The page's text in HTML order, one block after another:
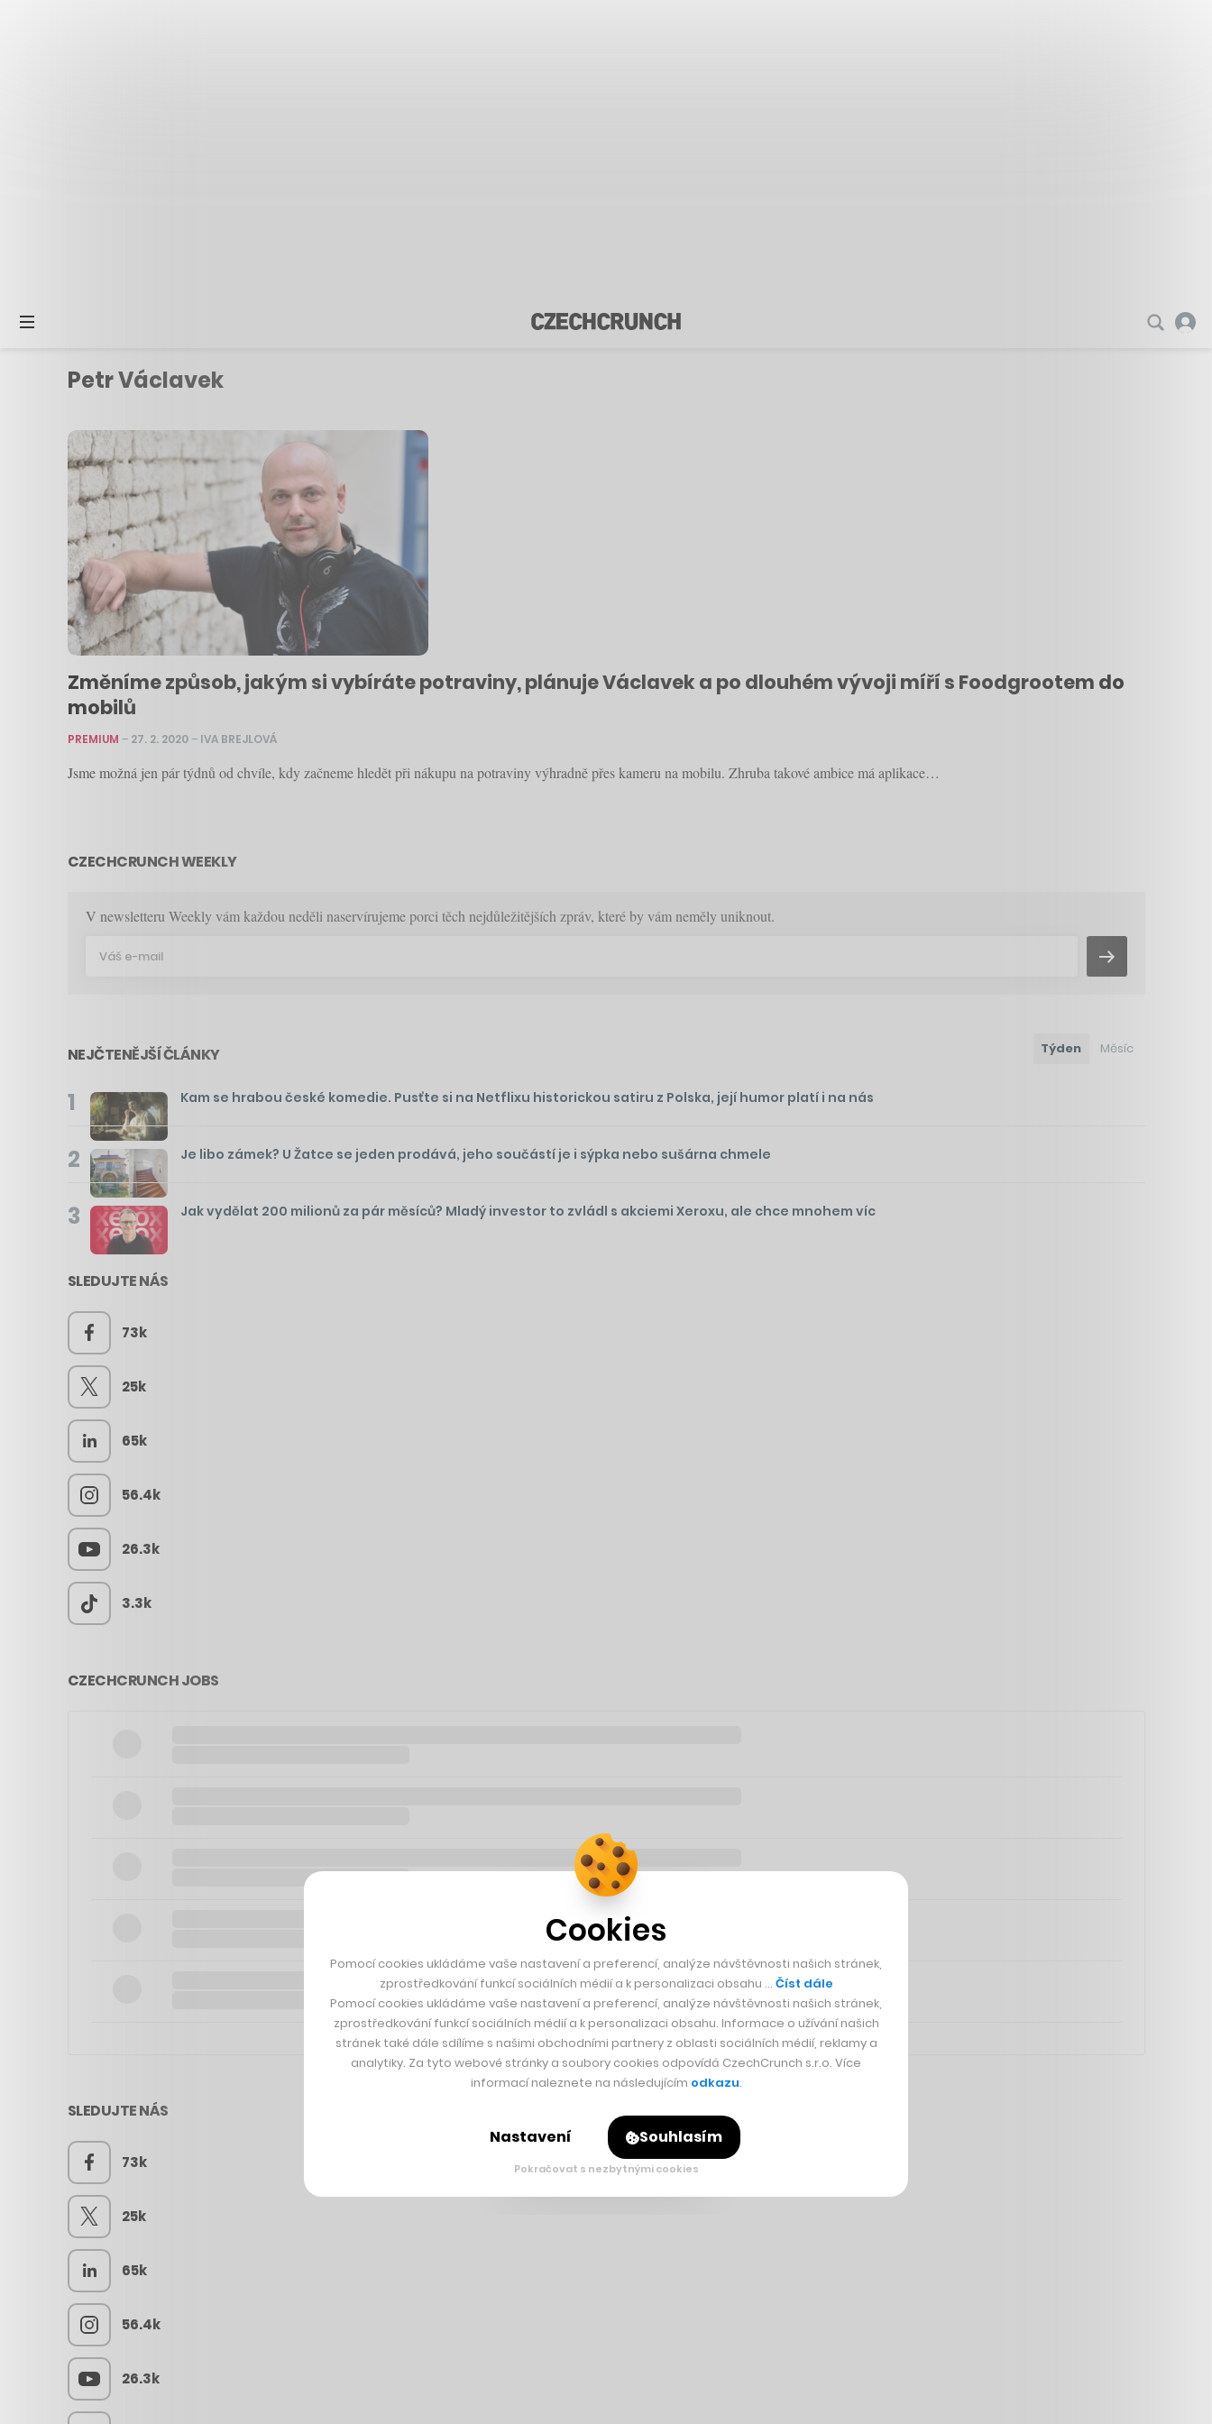
Petr Václavek
Změníme způsob, jakým si vybíráte potraviny, plánuje Václavek a po dlouhém vývoji míří s Foodgrootem do
mobilů
PREMIUM – 27. 2. 2020– IVA BREJLOVÁ
Jsme možná jen pár týdnů od chvíle, kdy začneme hledět při nákupu na potraviny výhradně přes kameru na mobilu. Zhruba takové ambice má aplikace…
CZECHCRUNCH WEEKLY
V newsletteru Weekly vám každou neděli naservírujeme porci těch nejdůležitějších zpráv, které by vám neměly uniknout.
NEJČTENĚJŠÍ ČLÁNKY Týden Měsíc
1 Kam se hrabou české komedie. Pusťte si na Netflixu historickou satiru z Polska, její humor platí i na nás
2 Je libo zámek? U Žatce se jeden prodává, jeho součástí je i sýpka nebo sušárna chmele
3 Jak vydělat 200 milionů za pár měsíců? Mladý investor to zvládl s akciemi Xeroxu, ale chce mnohem víc
SLEDUJTE NÁS
73k
25k
65k
56.4k
26.3k
3.3k
CZECHCRUNCH JOBS
SLEDUJTE NÁS
73k
25k
65k
56.4k
26.3k
Cookies
Pomocí cookies ukládáme vaše nastavení a preferencí, analýze návštěvnosti našich stránek,
zprostředkování funkcí sociálních médií a k personalizaci obsahu … Číst dále
Pomocí cookies ukládáme vaše nastavení a preferencí, analýze návštěvnosti našich stránek,
zprostředkování funkcí sociálních médií a k personalizaci obsahu. Informace o užívání našich
stránek také dále sdílíme s našimi obchodními partnery z oblasti sociálních médií, reklamy a
analytiky. Za tyto webové stránky a soubory cookies odpovídá CzechCrunch s.r.o. Více
informací naleznete na následujícím odkazu.
Nastavení Souhlasím
Pokračovat s nezbytnými cookies